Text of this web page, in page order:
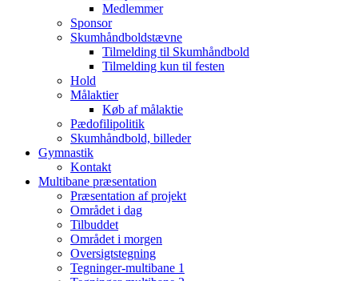
Medlemmer
Sponsor
Skumhåndboldstævne
Tilmelding til Skumhåndbold
Tilmelding kun til festen
Hold
Målaktier
Køb af målaktie
Pædofilipolitik
Skumhåndbold, billeder
Gymnastik
Kontakt
Multibane præsentation
Præsentation af projekt
Området i dag
Tilbuddet
Området i morgen
Oversigtstegning
Tegninger-multibane 1